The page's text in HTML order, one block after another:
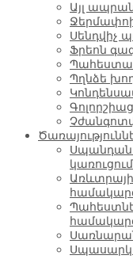
Այլ
Սենդվիչ
Ֆրեոն
Պղնձե
կառուցում